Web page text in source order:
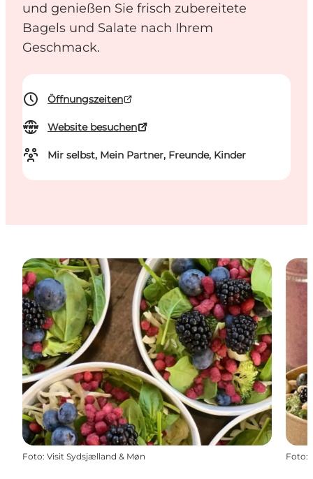
und genießen Sie frisch zubereitete
Bagels und Salate nach Ihrem
Geschmack.
Öffnungszeiten
Website besuchen
Mir selbst, Mein Partner, Freunde, Kinder
Foto: Visit Sydsjælland & Møn Foto: